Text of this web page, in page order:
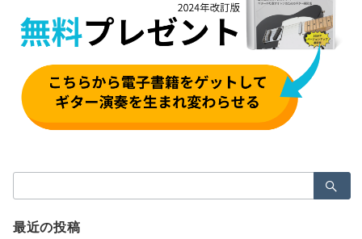
索：
最近の投稿